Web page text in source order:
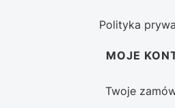
Polityka
MOJE
Twoje